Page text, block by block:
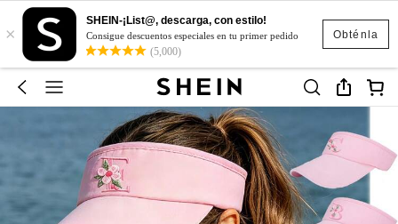
Obténla
×
SHEIN-¡List@, descarga, con estilo!
Consigue descuentos especiales en tu primer pedido
(5,000)